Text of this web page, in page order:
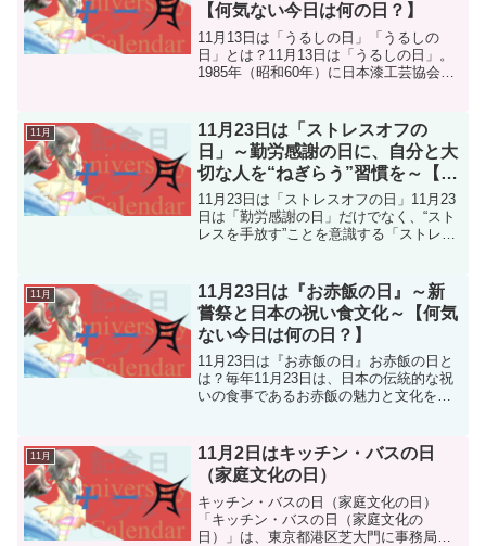
【何気ない今日は何の日？】
11月13日は「うるしの日」「うるしの
日」とは？11月13日は「うるしの日」。
1985年（昭和60年）に日本漆工芸協会が
く知ってもらうことを目的としていま
す。由来と歴史...
11月
11月23日は「ストレスオフの
日」～勤労感謝の日に、自分と大
切な人を“ねぎらう”習慣を～【何
気ない今日は何の日？】
11月23日は「ストレスオフの日」11月23
日は「勤労感謝の日」だけでなく、“スト
レスを手放す”ことを意識する「ストレス
プラス」を展開する株式会社メディプラ
スが2017年...
11月
11月23日は『お赤飯の日』～新
嘗祭と日本の祝い食文化～【何気
ない今日は何の日？】
11月23日は『お赤飯の日』お赤飯の日と
は？毎年11月23日は、日本の伝統的な祝
いの食事であるお赤飯の魅力と文化を広
年）、お赤飯の日制定委員会、加工赤飯
のトップメー...
11月
11月2日はキッチン・バスの日
（家庭文化の日）
キッチン・バスの日（家庭文化の日）
「キッチン・バスの日（家庭文化の
日）」は、東京都港区芝大門に事務局が